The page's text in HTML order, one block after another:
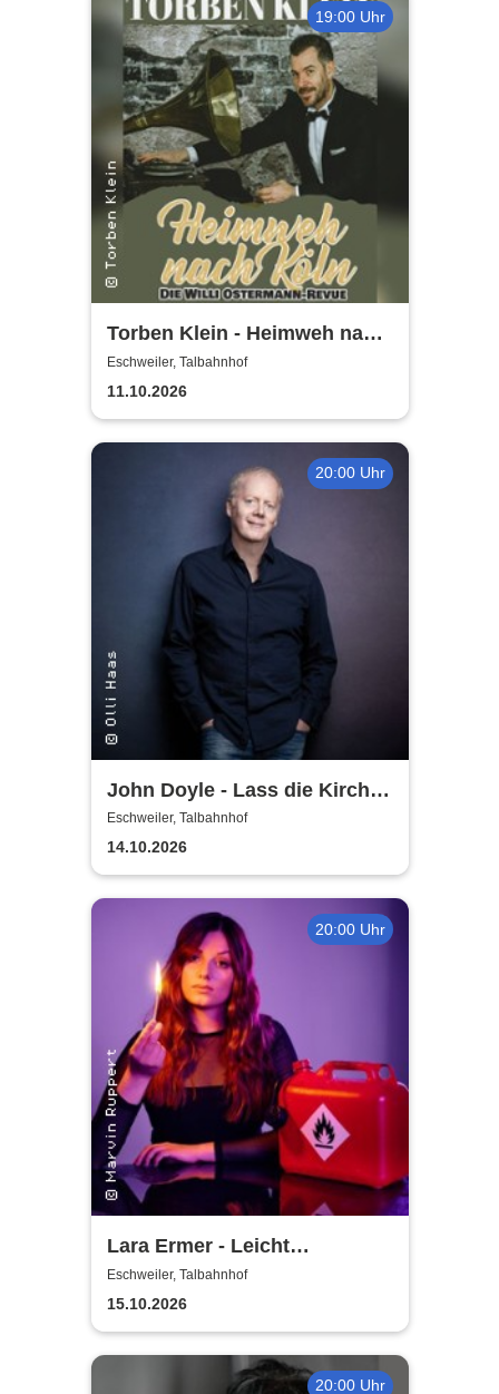
19:00 Uhr
Torben Klein - Heimweh nach
Köln - die Willi Ostermann
Revue
Eschweiler, Talbahnhof
11.10.2026
20:00 Uhr
John Doyle - Lass die Kirche
im Dorf
Eschweiler, Talbahnhof
14.10.2026
20:00 Uhr
Lara Ermer - Leicht
entflammbar
Eschweiler, Talbahnhof
15.10.2026
20:00 Uhr